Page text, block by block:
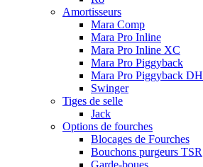
Amortisseurs
Mara Comp
Mara Pro Inline
Mara Pro Inline XC
Mara Pro Piggyback
Mara Pro Piggyback DH
Swinger
Tiges de selle
Jack
Options de fourches
Blocages de Fourches
Bouchons purgeurs TSR
Garde-boues